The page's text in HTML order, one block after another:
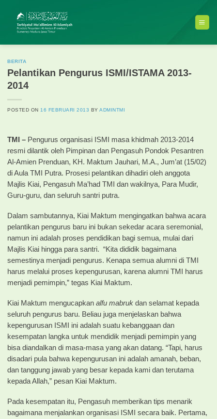
content
BERITA
Pelantikan Pengurus ISMI/ISTAMA 2013-
2014
POSTED ON 16 FEBRUARI 2013 BYADMINTMI
TMI – Pengurus organisasi ISMI masa khidmah 2013-2014
resmi dilantik oleh Pimpinan dan Pengasuh Pondok Pesantren
Al-Amien Prenduan, KH. Maktum Jauhari, M.A., Jum’at (15/02)
di Aula TMI Putra. Prosesi pelantikan dihadiri oleh anggota
Majlis Kiai, Pengasuh Ma’had TMI dan wakilnya, Para Mudir,
Guru-guru, dan seluruh santri putra.
Dalam sambutannya, Kiai Maktum mengingatkan bahwa acara
pelantikan pengurus baru ini bukan sekedar acara seremonial,
namun ini adalah proses pendidikan bagi semua, mulai dari
Majlis Kiai hingga para santri. “Kita dididik bagaimana
semestinya menjadi pengurus. Kenapa semua alumni di TMI
harus melalui proses kepengurusan, karena alumni TMI harus
menjadi pemimpin,” tegas Kiai Maktum.
Kiai Maktum mengucapkan alfu mabruk dan selamat kepada
seluruh pengurus baru. Beliau juga menjelaskan bahwa
kepengurusan ISMI ini adalah suatu kebanggaan dan
kesempatan langka untuk mendidik menjadi pemimpin yang
bisa diandalkan di masa-masa yang akan datang. “Tapi, harus
disadari pula bahwa kepengurusan ini adalah amanah, beban,
dan tanggung jawab yang besar kepada kami dan terutama
kepada Allah,” pesan Kiai Maktum.
Pada kesempatan itu, Pengasuh memberikan tips menarik
bagaimana menjalankan organisasi ISMI secara baik. Pertama,